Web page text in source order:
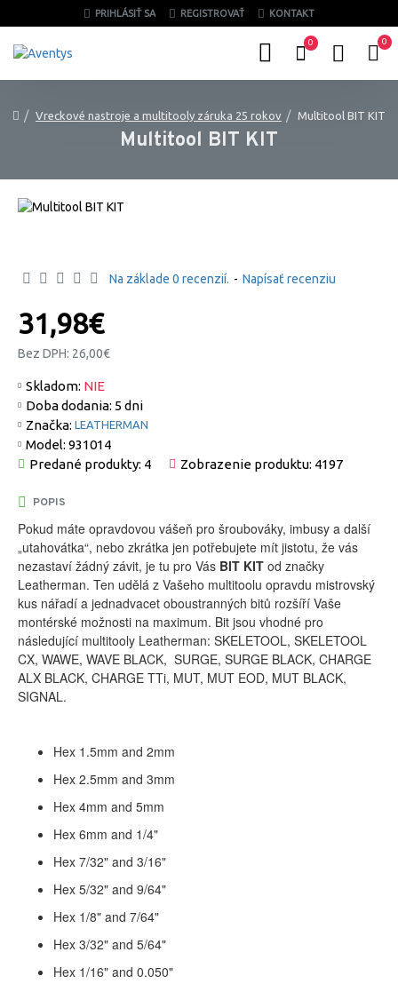
PRIHLÁSIŤ SA REGISTROVAŤ KONTAKT
0 0
Vreckové nastroje a multitooly záruka 25 rokov Multitool BIT KIT
Multitool BIT KIT
Skladom: NIE
Doba dodania: 5 dni
Značka: LEATHERMAN
Model: 931014
Predané produkty: 4
Zobrazenie produktu: 4197
Na základe 0 recenzií. - Napísať recenziu
31,98€
Bez DPH: 26,00€
POPIS
Pokud máte opravdovou vášeň pro šroubováky, imbusy a další
„utahovátka“, nebo zkrátka jen potřebujete mít jistotu, že vás
nezastaví žádný závit, je tu pro Vás BIT KIT od značky
Leatherman. Ten udělá z Vašeho multitoolu opravdu mistrovský
kus nářadí a jednadvacet oboustranných bitů rozšíří Vaše
montérské možnosti na maximum. Bit jsou vhodné pro
následující multitooly Leatherman: SKELETOOL, SKELETOOL
CX, WAWE, WAVE BLACK, SURGE, SURGE BLACK, CHARGE
ALX BLACK, CHARGE TTi, MUT, MUT EOD, MUT BLACK,
SIGNAL.
Hex 1.5mm and 2mm
Hex 2.5mm and 3mm
Hex 4mm and 5mm
Hex 6mm and 1/4"
Hex 7/32" and 3/16"
Hex 5/32" and 9/64"
Hex 1/8" and 7/64"
Hex 3/32" and 5/64"
Hex 1/16" and 0.050"